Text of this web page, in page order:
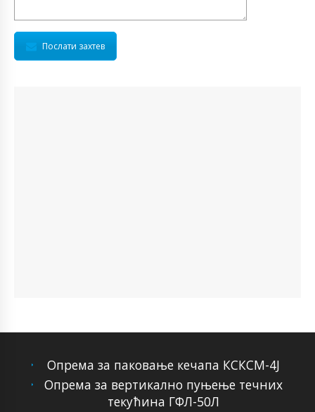
Послати захтев
Опрема за паковање кечапа КСКСМ-4Ј
Опрема за вертикално пуњење течних
текућина ГФЛ-50Л